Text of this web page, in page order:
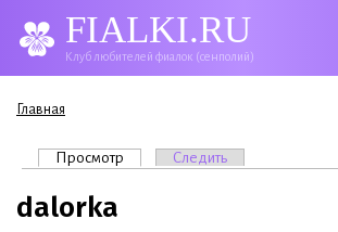
FIALKI.RU
Клуб любителей фиалок (сенполий)
Вы здесь
Главная
Главные вкладки
Просмотр (активная вкладка)
Следить
dalorka